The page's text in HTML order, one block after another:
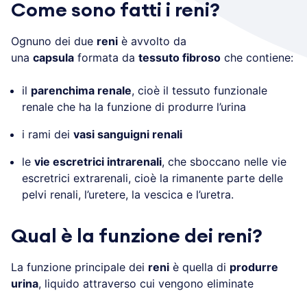
Come sono fatti i reni?
Ognuno dei due reni è avvolto da
una capsula formata da tessuto fibroso che contiene:
il parenchima renale, cioè il tessuto funzionale
renale che ha la funzione di produrre l’urina
i rami dei vasi sanguigni renali
le vie escretrici intrarenali, che sboccano nelle vie
escretrici extrarenali, cioè la rimanente parte delle
pelvi renali, l’uretere, la vescica e l’uretra.
Qual è la funzione dei reni?
La funzione principale dei reni è quella di produrre
urina, liquido attraverso cui vengono eliminate